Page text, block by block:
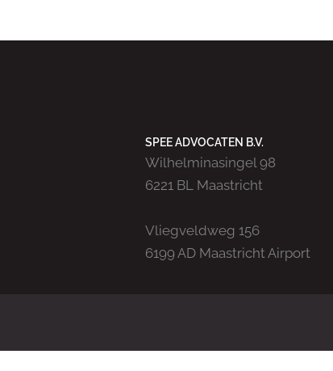
SPEE ADVOCATEN B.V.
Wilhelminasingel 98
6221 BL Maastricht
Vliegveldweg 156
6199 AD Maastricht Airport